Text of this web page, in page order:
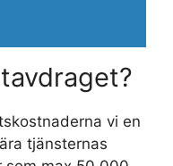
vi en
tjänsternas